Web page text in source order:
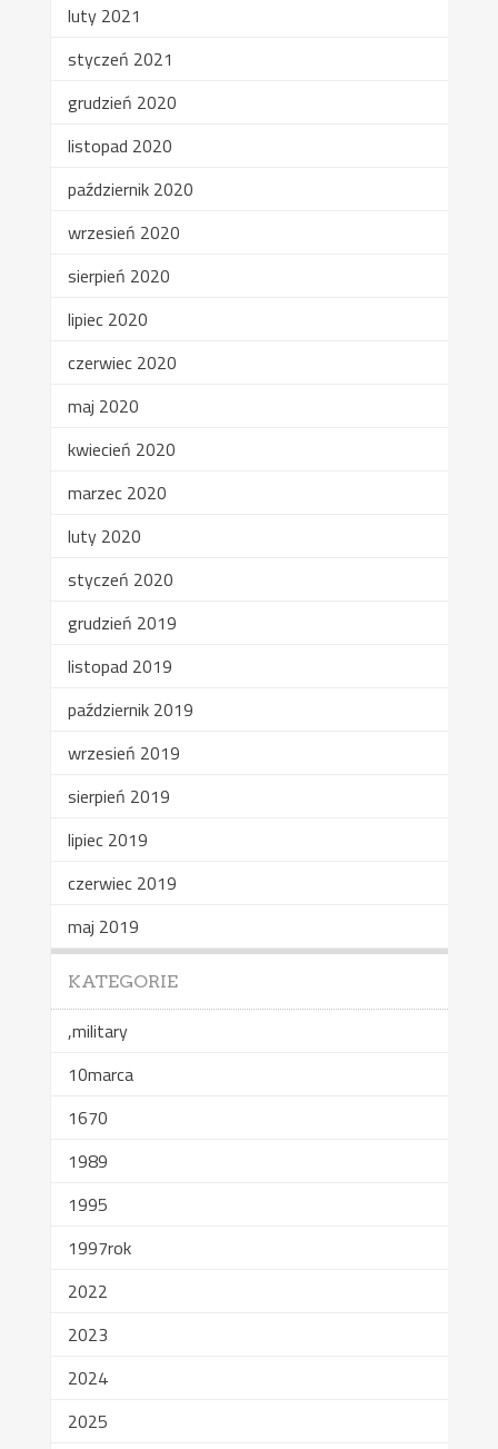
luty 2021
styczeń 2021
grudzień 2020
listopad 2020
październik 2020
wrzesień 2020
sierpień 2020
lipiec 2020
czerwiec 2020
maj 2020
kwiecień 2020
marzec 2020
luty 2020
styczeń 2020
grudzień 2019
listopad 2019
październik 2019
wrzesień 2019
sierpień 2019
lipiec 2019
czerwiec 2019
maj 2019
KATEGORIE
,military
10marca
1670
1989
1995
1997rok
2022
2023
2024
2025